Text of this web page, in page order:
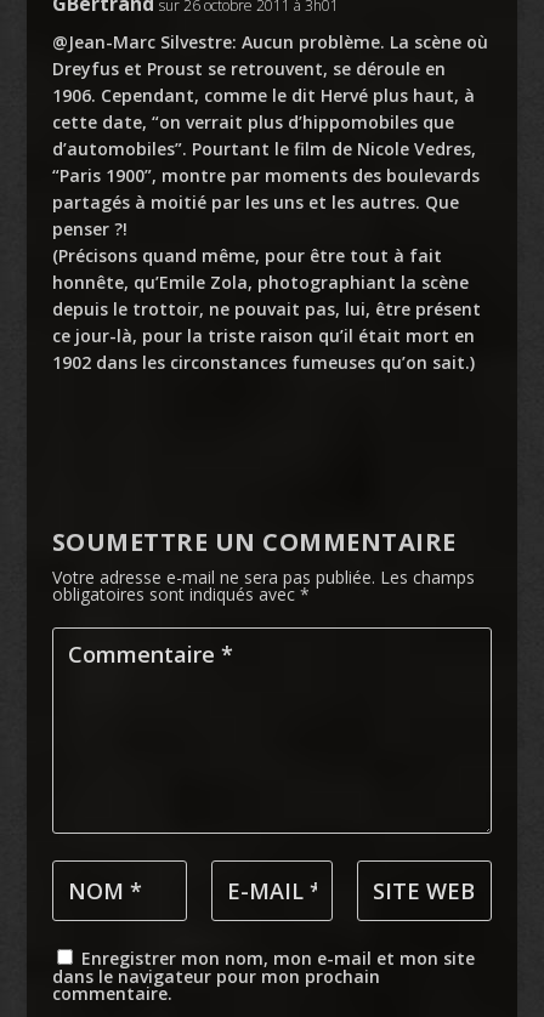
sur 26 octobre 2011 à 3h01
@Jean-Marc Silvestre: Aucun problème. La scène où
Dreyfus et Proust se retrouvent, se déroule en
1906. Cependant, comme le dit Hervé plus haut, à
cette date, “on verrait plus d’hippomobiles que
d’automobiles”. Pourtant le film de Nicole Vedres,
“Paris 1900”, montre par moments des boulevards
partagés à moitié par les uns et les autres. Que
penser ?!
(Précisons quand même, pour être tout à fait
honnête, qu’Emile Zola, photographiant la scène
depuis le trottoir, ne pouvait pas, lui, être présent
ce jour-là, pour la triste raison qu’il était mort en
1902 dans les circonstances fumeuses qu’on sait.)
SOUMETTRE UN COMMENTAIRE
Votre adresse e-mail ne sera pas publiée. Les champs
obligatoires sont indiqués avec *
Enregistrer mon nom, mon e-mail et mon site
dans le navigateur pour mon prochain
commentaire.